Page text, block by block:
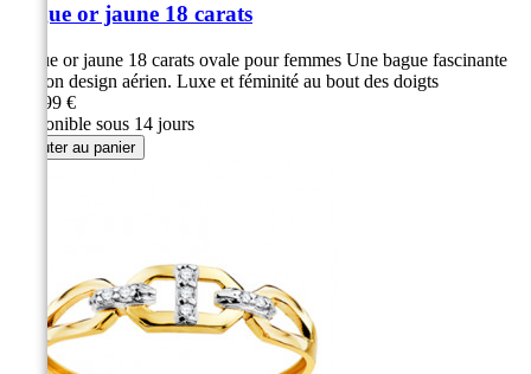
Bague or jaune 18 carats
Bague or jaune 18 carats ovale pour femmes Une bague fascinante
par son design aérien. Luxe et féminité au bout des doigts
289,99 €
Disponible sous 14 jours
Ajouter au panier